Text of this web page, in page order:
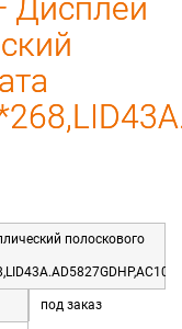
Дисплей
полоскового
под заказ